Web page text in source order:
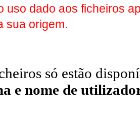
uso dado aos ficheiros
sua origem.
só estão
e nome de